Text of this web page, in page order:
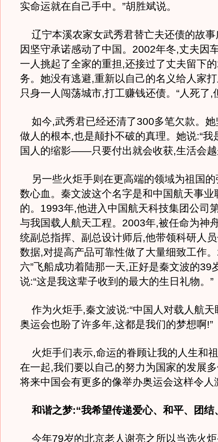
实命运就在自己手中。”胡胜斌说。
辽宁本溪农家女武秀君替亡夫还债的故事
因坚守承诺感动了中国。2002年冬,丈夫因
一人挑起了全家的重担,还接过了丈夫留下
务。她没有逃避,重新以自己的名义给人家
只身一人闯荡城市,打工赚钱还债。“人死了,
如今,武秀君已经还清了300多笔欠款。她
做人的根本,也是颠扑不破的真理。她说:“我
国人的缩影——只要付出就会收获,生活会越
另一些火炬手则在更高端的领域为祖国的
数心血。秦文波这个名字是和中国航天事业
的。1993年,他进入中国航天科技集团公司
与我国载人航天工程。2003年,被任命为神
统副总指挥、副总设计师后,他带领科研人
数据,对提高产品可靠性做了大量细致工作
六”飞船成功着陆那一天,正好是秦文波的39
说:“这是我这辈子收到的最大的生日礼物。”
作为火炬手,秦文波说:“中国人对载人航天
奥运会也盼了许多年,这都是我们的梦想啊!”
火炬手们表示,命运的眷顾让我的人生和
在一起,我们要以自己的努力为国家的发展
将来中国会有更多的像举办奥运会这样令人
和谐之梦:“我希望传递爱心、和平、团结
今年79岁的北京老人谢亮之所以当选火